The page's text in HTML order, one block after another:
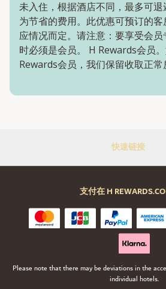
未入住，根据酒店不同，最多可
为节省的费用。此优惠可预订的
应情况而定。请注意：要享受会
时必须是会员。 H Rewards会员
Rewards会员，我们保留收取正常
快速链接
支付在 H
Please note that there may be deviations in the
individual hotels.